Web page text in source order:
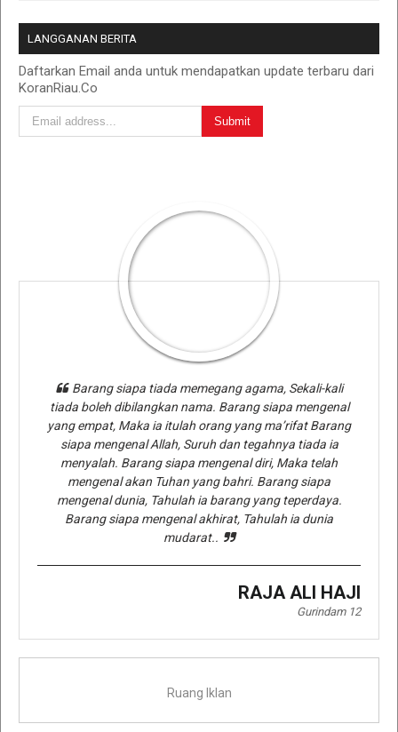
LANGGANAN BERITA
Daftarkan Email anda untuk mendapatkan update terbaru dari
KoranRiau.Co
Barang siapa tiada memegang agama, Sekali-kali
tiada boleh dibilangkan nama. Barang siapa mengenal
yang empat, Maka ia itulah orang yang ma’rifat Barang
siapa mengenal Allah, Suruh dan tegahnya tiada ia
menyalah. Barang siapa mengenal diri, Maka telah
mengenal akan Tuhan yang bahri. Barang siapa
mengenal dunia, Tahulah ia barang yang teperdaya.
Barang siapa mengenal akhirat, Tahulah ia dunia
mudarat..
RAJA ALI HAJI
Gurindam 12
Ruang Iklan